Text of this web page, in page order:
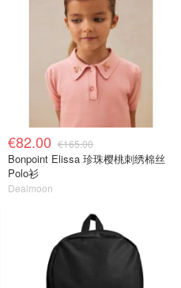
€82.00 €165.00
Bonpoint Elissa 珍珠樱桃刺绣棉丝
Polo衫
Dealmoon